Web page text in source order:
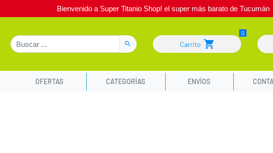
Bienvenido a Super Titanio Shop! el super más barato de Tucumán
Carrito
OFERTAS CATEGORÍAS ENVÍOS